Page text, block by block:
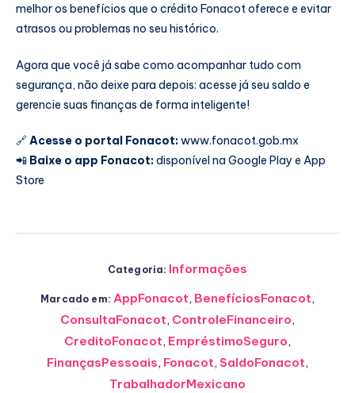
melhor os benefícios que o crédito Fonacot oferece e evitar
atrasos ou problemas no seu histórico.
Agora que você já sabe como acompanhar tudo com
segurança, não deixe para depois: acesse já seu saldo e
gerencie suas finanças de forma inteligente!
🔗Acesse o portal Fonacot:www.fonacot.gob.mx
📲 Baixe o app Fonacot:disponível na Google Play e App
Store
Categoria: Informações
Marcado em: AppFonacot, BenefíciosFonacot,
ConsultaFonacot, ControleFinanceiro,
CreditoFonacot, EmpréstimoSeguro,
FinançasPessoais, Fonacot, SaldoFonacot,
TrabalhadorMexicano